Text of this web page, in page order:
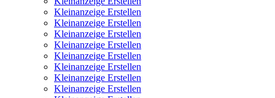
Kleinanzeige Erstellen
Kleinanzeige Erstellen
Kleinanzeige Erstellen
Kleinanzeige Erstellen
Kleinanzeige Erstellen
Kleinanzeige Erstellen
Kleinanzeige Erstellen
Kleinanzeige Erstellen